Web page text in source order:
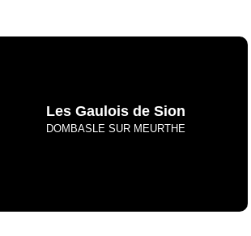
Les Gaulois de Sion
DOMBASLE SUR MEURTHE